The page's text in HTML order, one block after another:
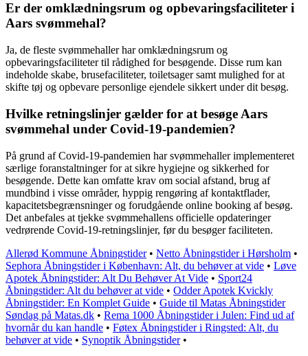
Er der omklædningsrum og opbevaringsfaciliteter i
Aars svømmehal?
Ja, de fleste svømmehaller har omklædningsrum og
opbevaringsfaciliteter til rådighed for besøgende. Disse rum kan
indeholde skabe, brusefaciliteter, toiletsager samt mulighed for at
skifte tøj og opbevare personlige ejendele sikkert under dit besøg.
Hvilke retningslinjer gælder for at besøge Aars
svømmehal under Covid-19-pandemien?
På grund af Covid-19-pandemien har svømmehaller implementeret
særlige foranstaltninger for at sikre hygiejne og sikkerhed for
besøgende. Dette kan omfatte krav om social afstand, brug af
mundbind i visse områder, hyppig rengøring af kontaktflader,
kapacitetsbegrænsninger og forudgående online booking af besøg.
Det anbefales at tjekke svømmehallens officielle opdateringer
vedrørende Covid-19-retningslinjer, før du besøger faciliteten.
Allerød Kommune Åbningstider• Netto Åbningstider i Hørsholm •
Sephora Åbningstider i København: Alt, du behøver at vide • Løve
Apotek Åbningstider: Alt Du Behøver At Vide • Sport24
Åbningstider: Alt du behøver at vide • Odder Apotek Kvickly
Åbningstider: En Komplet Guide • Guide til Matas Åbningstider
Søndag på Matas.dk • Rema 1000 Åbningstider i Julen: Find ud af
hvornår du kan handle • Føtex Åbningstider i Ringsted: Alt, du
behøver at vide • Synoptik Åbningstider•